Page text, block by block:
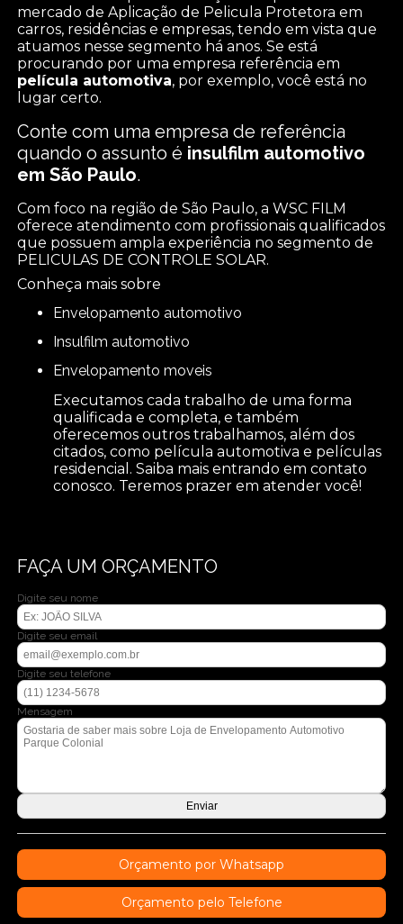
mercado de Aplicação de Pelicula Protetora em
carros, residências e empresas, tendo em vista que
atuamos nesse segmento há anos. Se está
procurando por uma empresa referência em
película automotiva, por exemplo, você está no
lugar certo.
Conte com uma empresa de referência
quando o assunto é insulfilm automotivo
em São Paulo.
Com foco na região de São Paulo, a WSC FILM
oferece atendimento com profissionais qualificados
que possuem ampla experiência no segmento de
PELICULAS DE CONTROLE SOLAR.
Conheça mais sobre
envelopamento automotivo
insulfilm automotivo
envelopamento moveis
Executamos cada trabalho de uma forma
qualificada e completa, e também
oferecemos outros trabalhamos, além dos
citados, como película automotiva e películas
residencial. Saiba mais entrando em contato
conosco. Teremos prazer em atender você!
FAÇA UM ORÇAMENTO
Digite seu nome
Digite seu email
Digite seu telefone
Mensagem
Orçamento por Whatsapp
Orçamento pelo Telefone